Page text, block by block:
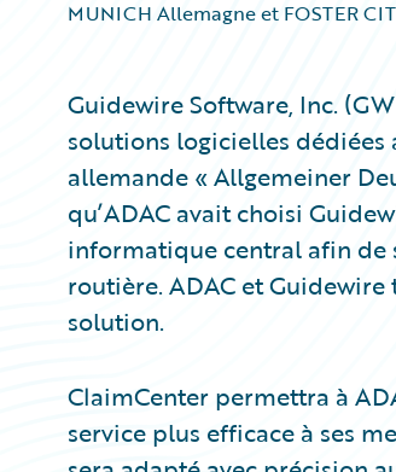
MUNICH Allemagne et FOSTER
Guidewire Software, Inc.
solutions logicielles dédiées
allemande « Allgemeiner
qu’ADAC avait choisi
informatique central afin de
routière. ADAC et
solution.
ClaimCenter permettra à
service plus efficace à ses